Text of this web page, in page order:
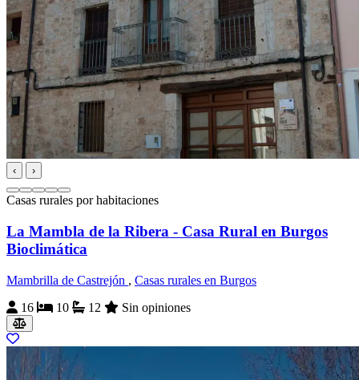
‹ ›
Casas rurales por habitaciones
La Mambla de la Ribera - Casa Rural en Burgos
Bioclimática
Mambrilla de Castrejón , Casas rurales en Burgos
16
10 12 Sin opiniones